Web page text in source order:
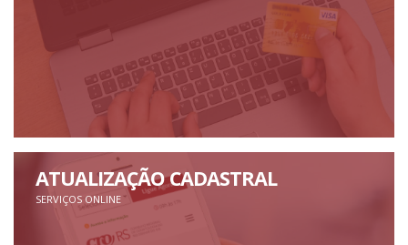
ATUALIZAÇÃO CADASTRAL
SERVIÇOS ONLINE